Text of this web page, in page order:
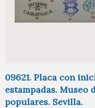
09621. Placa con
estampadas. Museo
populares. Sevilla.